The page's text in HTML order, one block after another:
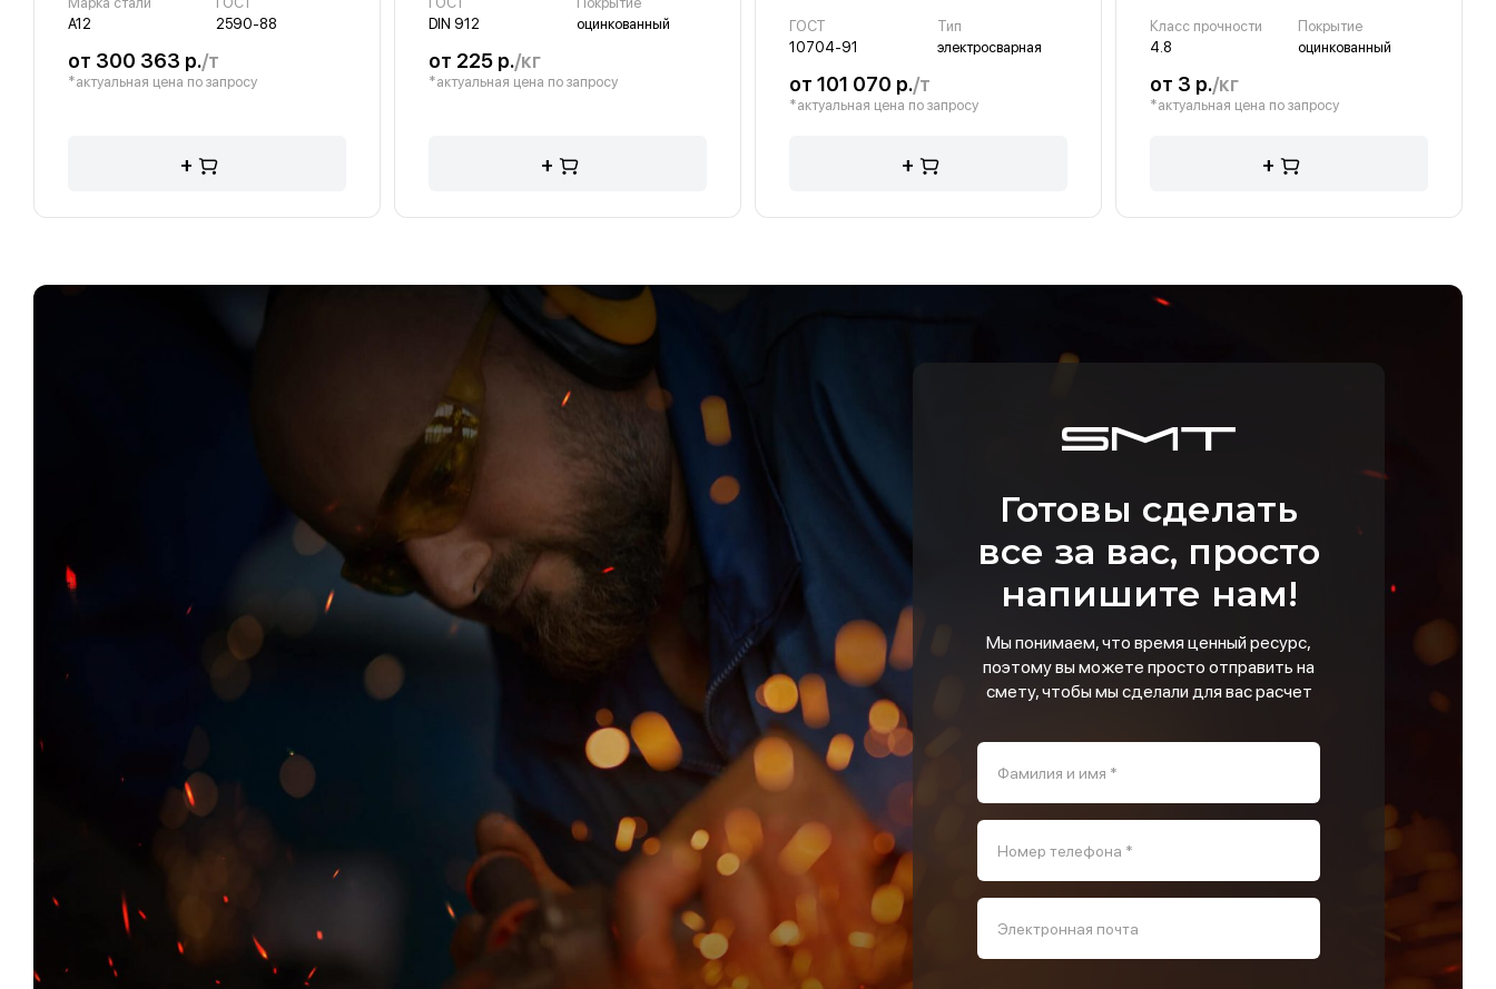
А12
2590-88
от 300 363 р./т
*актуальная цена по запросу
+
DIN 912
оцинкованный
от 225 р./кг
*актуальная цена по запросу
+
ГОСТ
10704-91
Тип
электросварная
от 101 070 р./т
*актуальная цена по запросу
+
Класс прочности
4.8
Покрытие
оцинкованный
от 3 р./кг
*актуальная цена по запросу
+
Готовы сделать
все за вас, просто
напишите нам!
Мы понимаем, что время ценный ресурс,
поэтому вы можете просто отправить на
смету, чтобы мы сделали для вас расчет
Фамилия и имя *
Номер телефона *
Электронная почта